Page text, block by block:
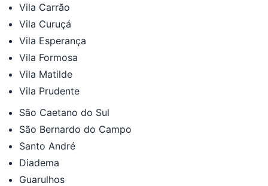
Vila Carrão
Vila Curuçá
Vila Esperança
Vila Formosa
Vila Matilde
Vila Prudente
São Caetano do Sul
São Bernardo do Campo
Santo André
Diadema
Guarulhos